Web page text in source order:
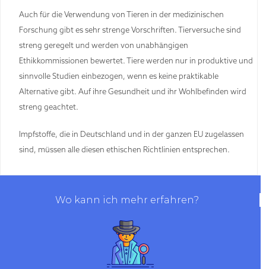
Auch für die Verwendung von Tieren in der medizinischen
Forschung gibt es sehr strenge Vorschriften. Tierversuche sind
streng geregelt und werden von unabhängigen
Ethikkommissionen bewertet. Tiere werden nur in produktive und
sinnvolle Studien einbezogen, wenn es keine praktikable
Alternative gibt. Auf ihre Gesundheit und ihr Wohlbefinden wird
streng geachtet.
Impfstoffe, die in Deutschland und in der ganzen EU zugelassen
sind, müssen alle diesen ethischen Richtlinien entsprechen.
Wo kann ich mehr erfahren?